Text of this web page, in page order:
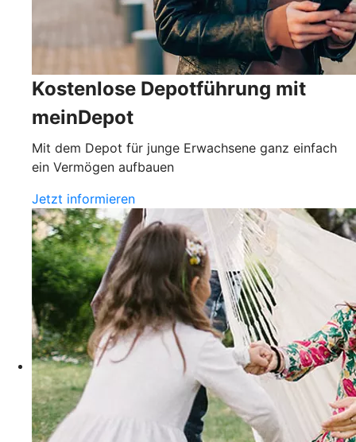
Kostenlose Depotführung mit
meinDepot
Mit dem Depot für junge Erwachsene ganz einfach
ein Vermögen aufbauen
Jetzt informieren